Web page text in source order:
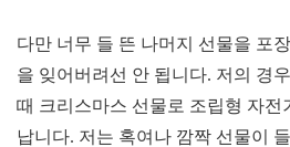
다만 너무 들 뜬 나머지 선물을 포
을 잊어버려선 안 됩니다. 저의 경
때 크리스마스 선물로 조립형 자전
납니다. 저는 혹여나 깜짝 선물이